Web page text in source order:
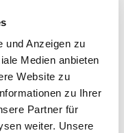
und Anzeigen zu
Medien anbieten
Website zu
zu Ihrer
Partner für
weiter. Unsere
auf dem Laufenden.
an:Newsletter